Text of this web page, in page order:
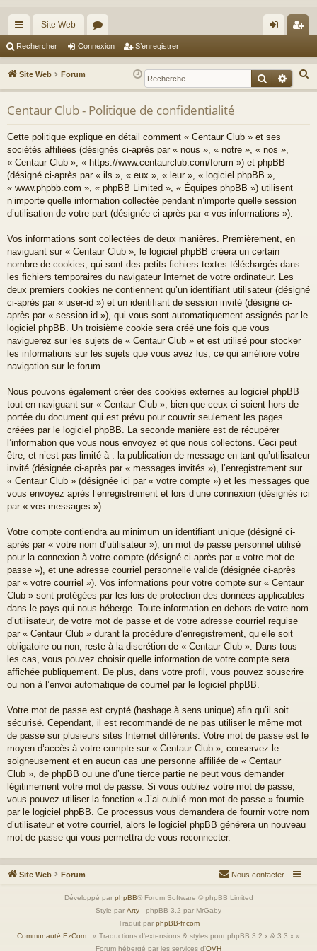
cc
ès
ra
pi
Site Web
or
u
m
s
ne
xi
nr
eg
Rechercher Connexion S’enregistrer
Site Web Forum
e
Centaur Club - Politique de confidentialité
Cette politique explique en détail comment « Centaur Club » et ses
sociétés affiliées (désignés ci-après par « nous », « notre », « nos »,
« Centaur Club », « https://www.centaurclub.com/forum ») et phpBB
(désigné ci-après par « ils », « eux », « leur », « logiciel phpBB »,
« www.phpbb.com », « phpBB Limited », « Équipes phpBB ») utilisent
n’importe quelle information collectée pendant n’importe quelle session
d’utilisation de votre part (désignée ci-après par « vos informations »).
Vos informations sont collectées de deux manières. Premièrement, en
naviguant sur « Centaur Club », le logiciel phpBB créera un certain
nombre de cookies, qui sont des petits fichiers textes téléchargés dans
les fichiers temporaires du navigateur Internet de votre ordinateur. Les
deux premiers cookies ne contiennent qu’un identifiant utilisateur (désigné
ci-après par « user-id ») et un identifiant de session invité (désigné ci-
après par « session-id »), qui vous sont automatiquement assignés par le
logiciel phpBB. Un troisième cookie sera créé une fois que vous
naviguerez sur les sujets de « Centaur Club » et est utilisé pour stocker
les informations sur les sujets que vous avez lus, ce qui améliore votre
navigation sur le forum.
Nous pouvons également créer des cookies externes au logiciel phpBB
tout en naviguant sur « Centaur Club », bien que ceux-ci soient hors de
portée du document qui est prévu pour couvrir seulement les pages
créées par le logiciel phpBB. La seconde manière est de récupérer
l’information que vous nous envoyez et que nous collectons. Ceci peut
être, et n’est pas limité à : la publication de message en tant qu’utilisateur
invité (désignée ci-après par « messages invités »), l’enregistrement sur
« Centaur Club » (désignée ici par « votre compte ») et les messages que
vous envoyez après l’enregistrement et lors d’une connexion (désignés ici
par « vos messages »).
Votre compte contiendra au minimum un identifiant unique (désigné ci-
après par « votre nom d’utilisateur »), un mot de passe personnel utilisé
pour la connexion à votre compte (désigné ci-après par « votre mot de
passe »), et une adresse courriel personnelle valide (désignée ci-après
par « votre courriel »). Vos informations pour votre compte sur « Centaur
Club » sont protégées par les lois de protection des données applicables
dans le pays qui nous héberge. Toute information en-dehors de votre nom
d’utilisateur, de votre mot de passe et de votre adresse courriel requise
par « Centaur Club » durant la procédure d’enregistrement, qu’elle soit
obligatoire ou non, reste à la discrétion de « Centaur Club ». Dans tous
les cas, vous pouvez choisir quelle information de votre compte sera
affichée publiquement. De plus, dans votre profil, vous pouvez souscrire
ou non à l’envoi automatique de courriel par le logiciel phpBB.
Votre mot de passe est crypté (hashage à sens unique) afin qu’il soit
sécurisé. Cependant, il est recommandé de ne pas utiliser le même mot
de passe sur plusieurs sites Internet différents. Votre mot de passe est le
moyen d’accès à votre compte sur « Centaur Club », conservez-le
soigneusement et en aucun cas une personne affiliée de « Centaur
Club », de phpBB ou une d’une tierce partie ne peut vous demander
légitimement votre mot de passe. Si vous oubliez votre mot de passe,
vous pouvez utiliser la fonction « J’ai oublié mon mot de passe » fournie
par le logiciel phpBB. Ce processus vous demandera de fournir votre nom
d’utilisateur et votre courriel, alors le logiciel phpBB générera un nouveau
mot de passe qui vous permettra de vous reconnecter.
Site Web Forum Nous contacter
Développé par phpBB® Forum Software © phpBB Limited
Style par Arty - phpBB 3.2 par MrGaby
Traduit par phpBB-fr.com
Communauté EzCom : « Traductions d'extensions & styles pour phpBB 3.2.x & 3.3.x »
Forum hébergé par les services d’OVH